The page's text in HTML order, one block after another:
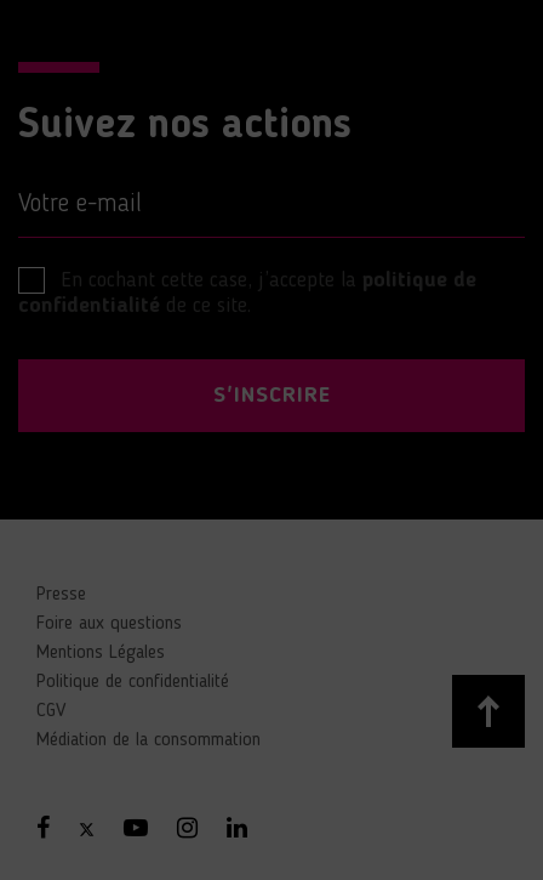
Suivez nos actions
Votre e-mail
En cochant cette case, j’accepte la politique de
confidentialité de ce site.
S'INSCRIRE
Presse
Foire aux questions
Mentions Légales
Politique de confidentialité
CGV
Médiation de la consommation